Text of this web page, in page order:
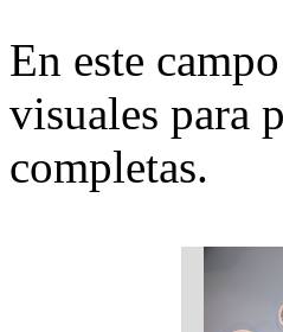
En este
visuales para
completas.